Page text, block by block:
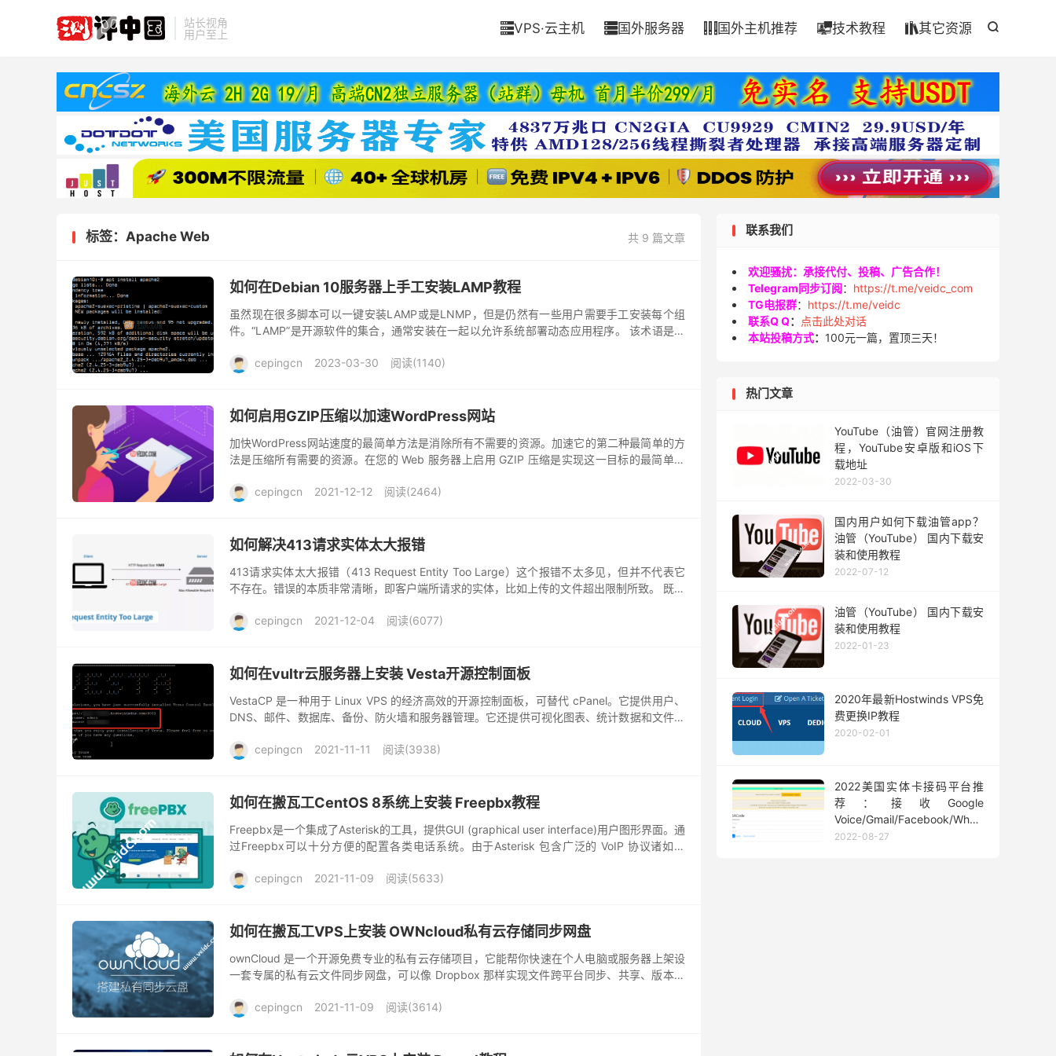
站长视角
用户至上

VPS·云主机 国外服务器  国外主机推荐 技术教程 其它资源
共 9 篇文章
标签：Apache Web
如何在Debian 10服务器上手工安装LAMP教程
虽然现在很多脚本可以一键安装LAMP或是LNMP，但是仍然有一些用户需要手工安装每个组
件。“LAMP”是开源软件的集合，通常安装在一起以允许系统部署动态应用程序。 该术语是描
cepingcn
2023-03-30 阅读(1140)
如何启用GZIP压缩以加速WordPress网站
加快WordPress网站速度的最简单方法是消除所有不需要的资源。加速它的第二种最简单的方
法是压缩所有需要的资源。在您的 Web 服务器上启用 GZIP 压缩是实现这一目标的最简单、
cepingcn
2021-12-12 阅读(2464)
如何解决413请求实体太大报错
413请求实体太大报错（413 Request Entity Too Large）这个报错不太多见，但并不代表它
不存在。错误的本质非常清晰，即客户端所请求的实体，比如上传的文件超出限制所致。 既然
cepingcn
2021-12-04 阅读(6077)
如何在vultr云服务器上安装 Vesta开源控制面板
VestaCP 是一种用于 Linux VPS 的经济高效的开源控制面板，可替代 cPanel。它提供用户、
DNS、邮件、数据库、备份、防火墙和服务器管理。它还提供可视化图表、统计数据和文件管
cepingcn
2021-11-11 阅读(3938)
如何在搬瓦工CentOS 8系统上安装 Freepbx教程
Freepbx是一个集成了Asterisk的工具，提供GUI (graphical user interface)用户图形界面。通
过Freepbx可以十分方便的配置各类电话系统。由于Asterisk 包含广泛的 VoIP 协议诸如：
cepingcn
2021-11-09 阅读(5633)
如何在搬瓦工VPS上安装 OWNcloud私有云存储同步网盘
ownCloud 是一个开源免费专业的私有云存储项目，它能帮你快速在个人电脑或服务器上架设
一套专属的私有云文件同步网盘，可以像 Dropbox 那样实现文件跨平台同步、共享、版本控
cepingcn
2021-11-09 阅读(3614)
联系我们
欢迎骚扰：承接代付、投稿、广告合作！
Telegram同步订阅： https://t.me/veidc_com
TG电报群： https://t.me/veidc
联系Q Q：
点击此处对话
本站投稿方式： 100元一篇，置顶三天！
热门文章
YouTube（油管）官网注册教
程，YouTube安卓版和iOS下
载地址
2022-03-30
国内用户如何下载油管app？
油管（YouTube） 国内下载安
装和使用教程
2022-07-12
油管（YouTube） 国内下载安
装和使用教程
2022-01-23
2020年最新Hostwinds VPS免
费更换IP教程
2020-02-01
2022美国实体卡接码平台推
荐：接收Google
Voice/Gmail/Facebook/Whatsapp
等短信验证码
2022-08-27